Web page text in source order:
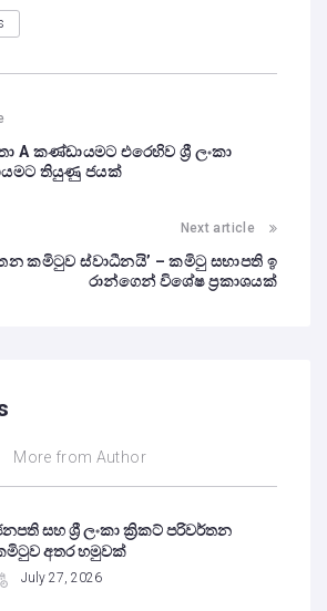
A කණ්ඩායමට එරෙහිව ශ්‍රී ලංකා
තියුණු ජයක්
Next article
කමිටුව ස්වාධීනයි’ – කමිටු සභාපති ඉ
රාන්ගෙන් විශේෂ ප්‍රකාශයක්
More from Author
සහ ශ්‍රී ලංකා ක්‍රිකට් පරිවර්තන
අතර හමුවක්
July 27, 2026